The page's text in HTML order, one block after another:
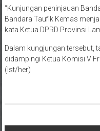
“Kunjungan peninjauan
Bandara Taufik Kemas
kata Ketua DPRD Provinsi
Dalam kungjungan tersebut,
didampingi Ketua Komisi V
(Ist/her)